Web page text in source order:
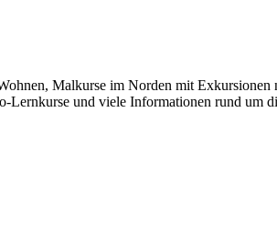
Malkurse im Norden mit
und viele Informationen rund um